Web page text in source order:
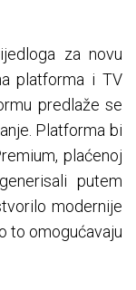
za novu
platforma i TV
predlaže se
Platforma bi
plaćenoj
putem
modernije
to omogućavaju